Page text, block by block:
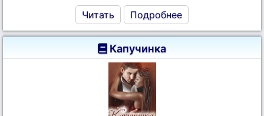
Читать Подробнее
Капучинка